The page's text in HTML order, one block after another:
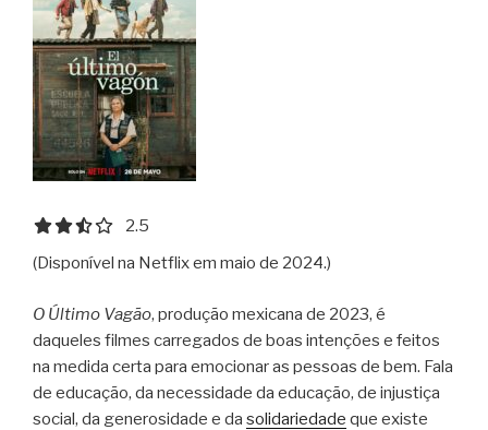
2.5 out of 5.0 stars
2.5
(Disponível na Netflix em maio de 2024.)
O Último Vagão, produção mexicana de 2023, é
daqueles filmes carregados de boas intenções e feitos
na medida certa para emocionar as pessoas de bem. Fala
de educação, da necessidade da educação, de injustiça
social, da generosidade e da solidariedade que existe